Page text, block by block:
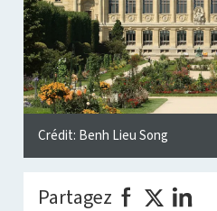
Crédit: Benh Lieu Song
Partagez